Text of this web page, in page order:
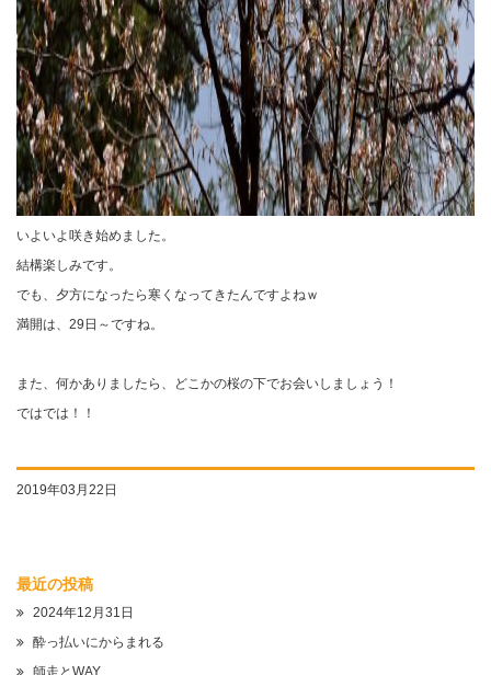
いよいよ咲き始めました。
結構楽しみです。
でも、夕方になったら寒くなってきたんですよねｗ
満開は、29日～ですね。
また、何かありましたら、どこかの桜の下でお会いしましょう！
ではでは！！
2019年03月22日
最近の投稿
2024年12月31日
酔っ払いにからまれる
師走とWAY